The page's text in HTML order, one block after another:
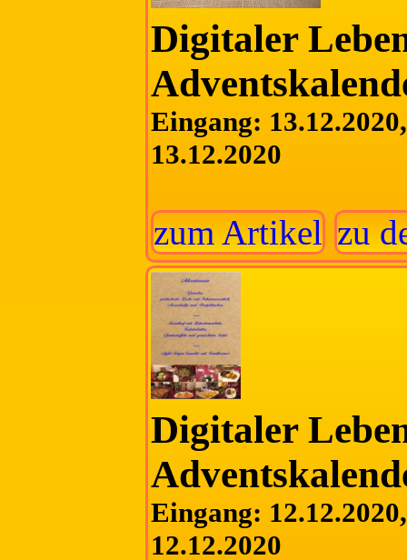
Digitaler
Eingang:
13.12.2020
zum Artikel zu
Digitaler
Eingang:
12.12.2020